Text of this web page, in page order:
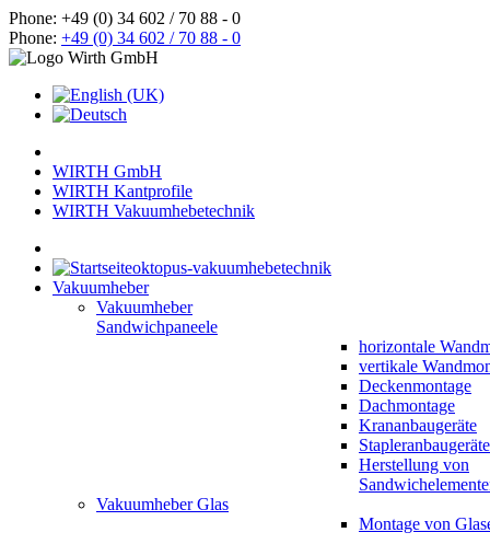
Phone: +49 (0) 34 602 / 70 88 - 0
Phone: +49 (0) 34 602 / 70 88 - 0
WIRTH GmbH
WIRTH Kantprofile
WIRTH Vakuumhebetechnik
oktopus-vakuumhebetechnik
Vakuumheber
Vakuumheber
Sandwichpaneele
horizontale
vertikale
Deckenmontage
Dachmontage
Krananbaugeräte
Stapleranbaugeräte
Herstellung von
Vakuumheber Glas
Montage von